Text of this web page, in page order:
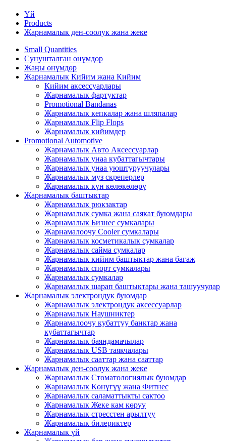
Үй
Products
Жарнамалык ден-соолук жана жеке
Small Quantities
Сунушталган өнүмдөр
Жаңы өнүмдөр
Жарнамалык Кийим жана Кийим
Кийим аксессуарлары
Жарнамалык фартуктар
Promotional Bandanas
Жарнамалык кепкалар жана шляпалар
Жарнамалык Flip Flops
Жарнамалык кийимдер
Promotional Automotive
Жарнамалык Авто Аксессуарлар
Жарнамалык унаа кубаттагычтары
Жарнамалык унаа уюштуруучулары
Жарнамалык муз скреперлер
Жарнамалык күн көлөкөлөрү
Жарнамалык баштыктар
Жарнамалык рюкзактар
Жарнамалык сумка жана саякат буюмдары
Жарнамалык Бизнес сумкалары
Жарнамалоочу Cooler сумкалары
Жарнамалык косметикалык сумкалар
Жарнамалык сайма сумкалар
Жарнамалык кийим баштыктар жана багаж
Жарнамалык спорт сумкалары
Жарнамалык сумкалар
Жарнамалык шарап баштыктары жана ташуучулар
Жарнамалык электрондук буюмдар
Жарнамалык электрондук аксессуарлар
Жарнамалык Наушниктер
Жарнамалоочу кубаттуу банктар жана
кубаттагычтар
Жарнамалык баяндамачылар
Жарнамалык USB таякчалары
Жарнамалык сааттар жана сааттар
Жарнамалык ден-соолук жана жеке
Жарнамалык Стоматологиялык буюмдар
Жарнамалык Көнүгүү жана Фитнес
Жарнамалык саламаттыкты сактоо
Жарнамалык Жеке кам көрүү
Жарнамалык стресстен арылтуу
Жарнамалык билериктер
Жарнамалык үй